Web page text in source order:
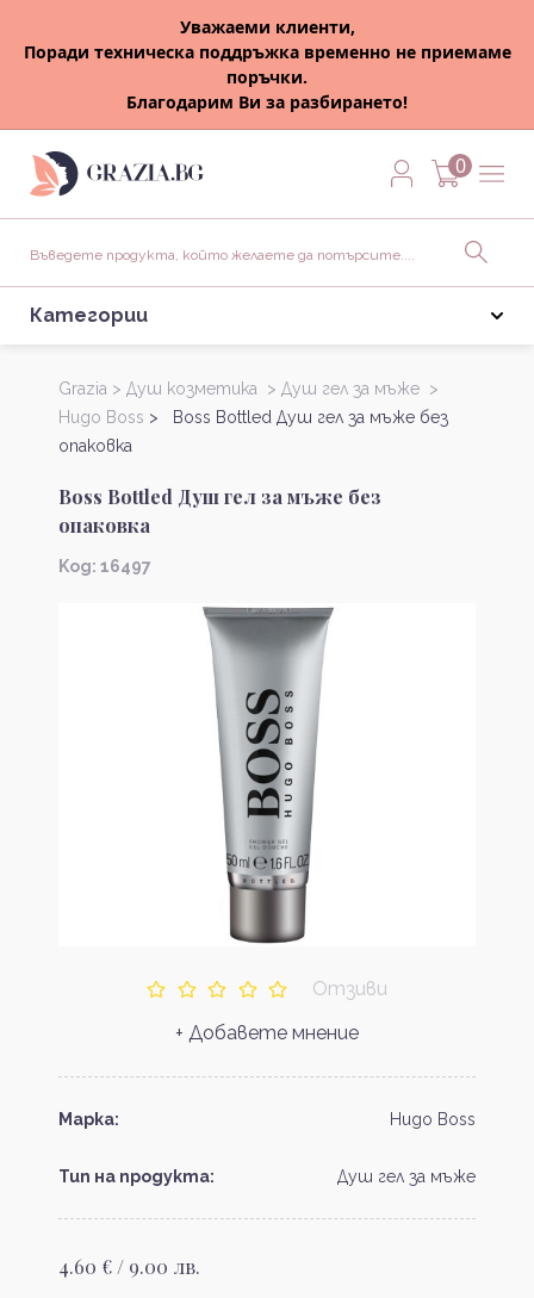
Уважаеми клиенти,
Поради техническа поддръжка временно не приемаме
поръчки.
Благодарим Ви за разбирането!
0
Категории
Grazia > Душ козметика > Душ гел за мъже >
Hugo Boss > Boss Bottled Душ гел за мъже без
опаковка
Boss Bottled Душ гел за мъже без
опаковка
Kод: 16497
Отзиви
+ Добавете мнение
Марка: Hugo Boss
Тип на продукта: Душ гел за мъже
4.60 € / 9.00 лв.